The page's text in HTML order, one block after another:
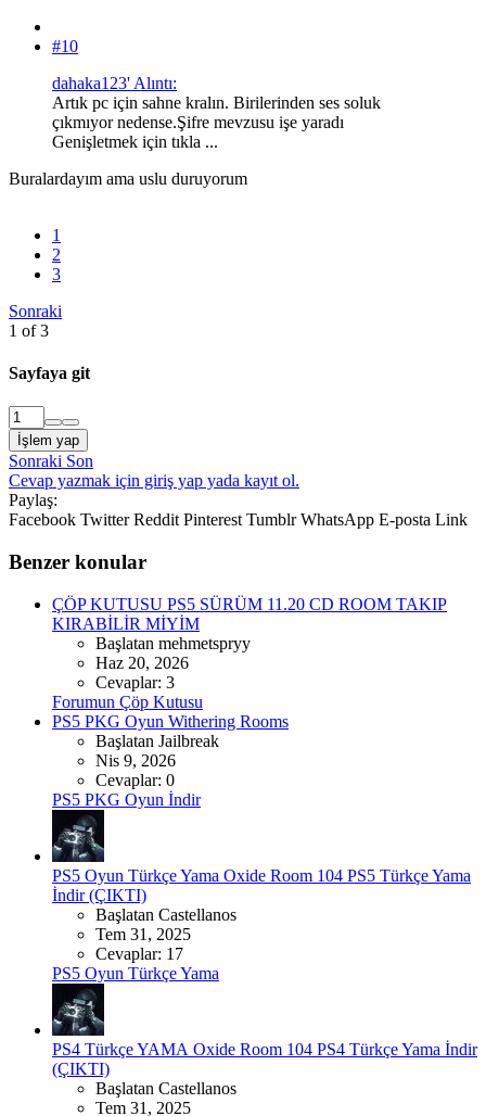
#10
dahaka123' Alıntı:
Artık pc için sahne kralın. Birilerinden ses soluk
çıkmıyor nedense.Şifre mevzusu işe yaradı
Genişletmek için tıkla ...
Buralardayım ama uslu duruyorum
1
2
3
Sonraki
1 of 3
Sayfaya git
İşlem yap
Sonraki Son
Cevap yazmak için giriş yap yada kayıt ol.
Paylaş:
Facebook Twitter Reddit Pinterest Tumblr WhatsApp E-posta Link
Benzer konular
ÇÖP KUTUSU PS5 SÜRÜM 11.20 CD ROOM TAKIP
KIRABİLİR MİYİM
Başlatan mehmetspryy
Haz 20, 2026
Cevaplar: 3
Forumun Çöp Kutusu
PS5 PKG Oyun Withering Rooms
Başlatan Jailbreak
Nis 9, 2026
Cevaplar: 0
PS5 PKG Oyun İndir
PS5 Oyun Türkçe Yama Oxide Room 104 PS5 Türkçe Yama
İndir (ÇIKTI)
Başlatan Castellanos
Tem 31, 2025
Cevaplar: 17
PS5 Oyun Türkçe Yama
PS4 Türkçe YAMA Oxide Room 104 PS4 Türkçe Yama İndir
(ÇIKTI)
Başlatan Castellanos
Tem 31, 2025